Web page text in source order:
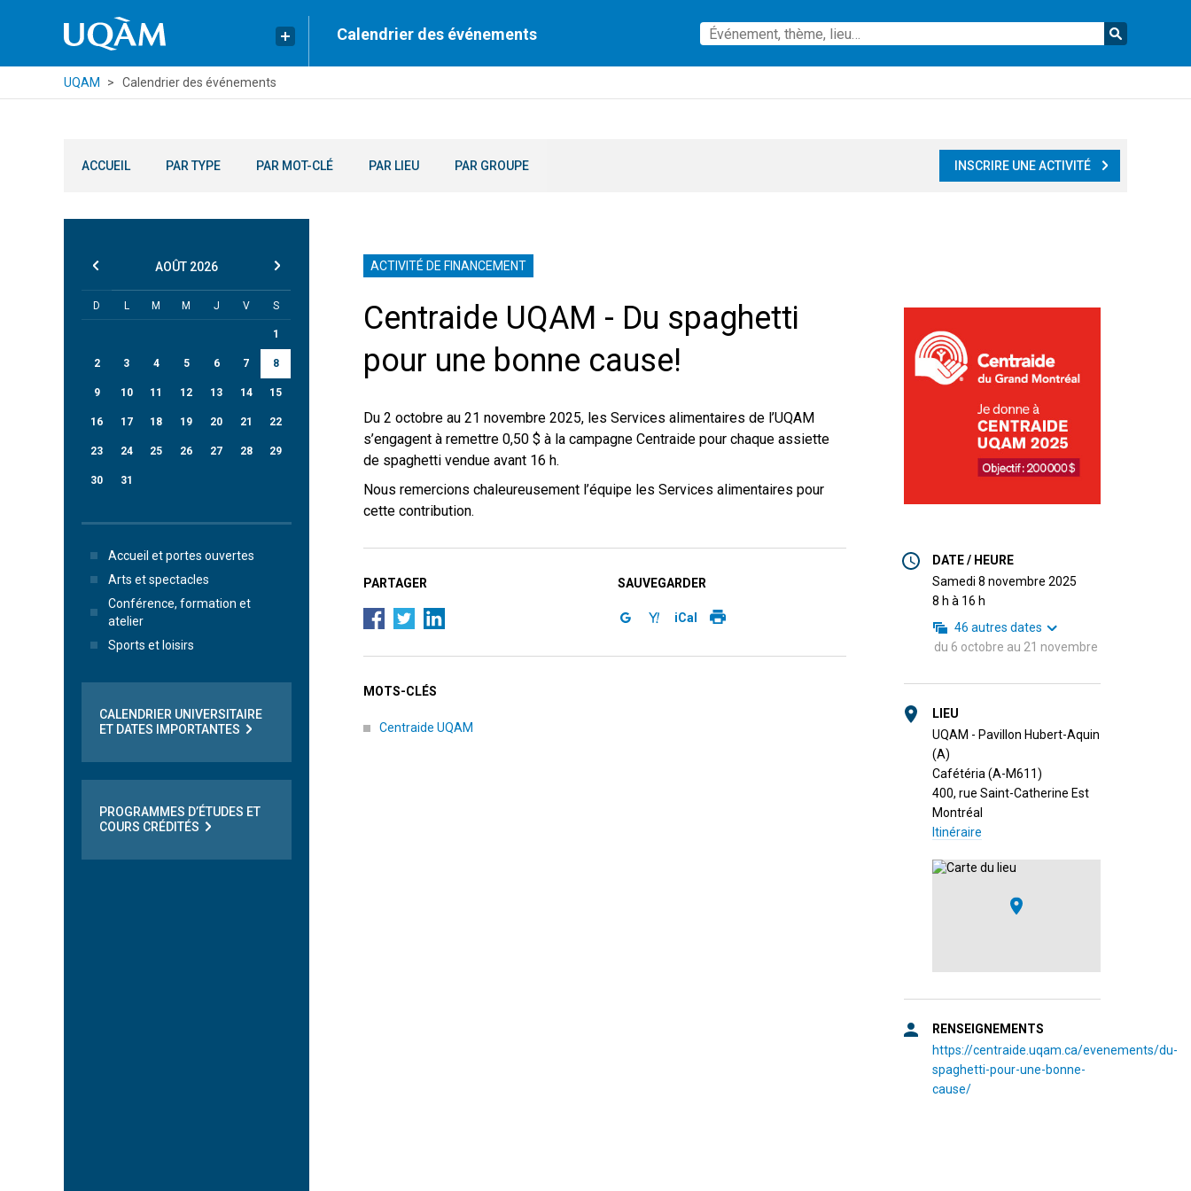
Calendrier des événements
UQAM Calendrier des événements
ACCUEIL PAR TYPE PAR MOT-CLÉ PAR LIEU PAR GROUPE INSCRIRE UNE ACTIVITÉ
ACTIVITÉ DE FINANCEMENT
Centraide UQAM - Du spaghetti
pour une bonne cause!
Du 2 octobre au 21 novembre 2025, les Services alimentaires de l’UQAM
s’engagent à remettre 0,50 $ à la campagne Centraide pour chaque assiette
de spaghetti vendue avant 16 h.
Nous remercions chaleureusement l’équipe les Services alimentaires pour
cette contribution.
DATE / HEURE
samedi 8 novembre 2025
8 h à 16 h
46 autres dates
du 6 octobre au 21 novembre
LIEU
UQAM - Pavillon Hubert-Aquin
(A)
Cafétéria (A-M611)
400, rue Saint-Catherine Est
Montréal
Itinéraire
RENSEIGNEMENTS
https://centraide.uqam.ca/evenements/du-
spaghetti-pour-une-bonne-
cause/
PARTAGER SAUVEGARDER
iCal
MOTS-CLÉS
Centraide UQAM
AOÛT 2026
D L M M J V S
1
2 3 4 5 6 7 8
9 10 11 12 13 14 15
16 17 18 19 20 21 22
23 24 25 26 27 28 29
30 31
Accueil et portes ouvertes
Arts et spectacles
Conférence, formation et
atelier
Sports et loisirs
CALENDRIER UNIVERSITAIRE
ET DATES IMPORTANTES
PROGRAMMES D’ÉTUDES ET
COURS CRÉDITÉS